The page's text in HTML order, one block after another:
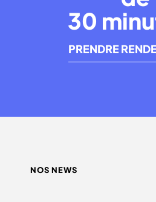
30
PRENDRE
NOS NEWS